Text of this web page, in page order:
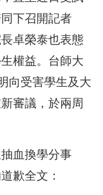
下召開記者
卓榮泰也表態
權益。台師大
向受害學生及大
審議，於兩周
血換學分事
歉全文：